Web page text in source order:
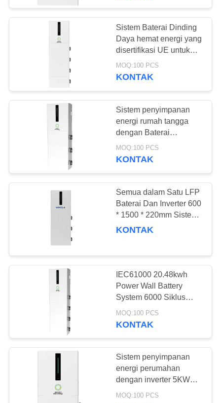
Baterai Kendaraan
listrik
Baterai Truk Listrik
37
Kabinet Penukaran
Baterai
18
Baterai ESS
Sistem Baterai Dinding
Daya hemat energi yang
disertifikasi UE untuk
cadangan rumah dan
energi surya
MOQ:100 PCS
KONTAK
Sistem penyimpanan
energi rumah tangga
dengan Baterai
LiFePO4 15,36kwh
Kapasitas All in One
MOQ:100 PCS
KONTAK
Semua dalam Satu LFP
Baterai Dan Inverter 600
* 1500 * 220mm Sistem
Penyimpanan Energi
KONTAK
IEC61000 20.48kwh
Power Wall Battery
System 6000 Siklus
Kehidupan Untuk
Asuransi Rumah Dan
MOQ:100 PCS
KONTAK
Sistem penyimpanan
energi perumahan
dengan inverter 5KW
untuk penyimpanan
MOQ:100 PCS